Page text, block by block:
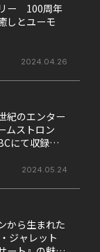
ー 100周年
しとユーモ
2024.04.26
紀のエンター
ムストロン
にて収録さ
2024.05.24
から生まれた
ジャレット